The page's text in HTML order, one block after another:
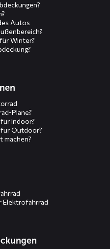
Autos
Winter?
Plane?
Indoor?
Outdoor?
Elektrofahrrad